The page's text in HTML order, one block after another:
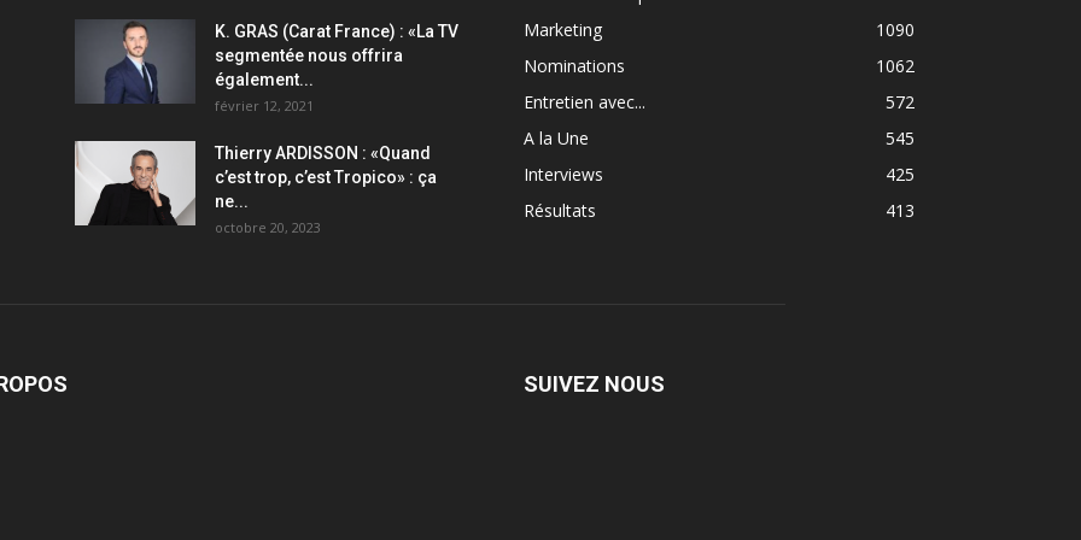
K. GRAS (Carat France) : «La TV
segmentée nous offrira
également...
février 12, 2021
Thierry ARDISSON : «Quand
c’est trop, c’est Tropico» : ça
ne...
octobre 20, 2023
Marketing
1090
Nominations
1062
Entretien avec...
572
A la Une
545
Interviews
425
Résultats
413
SUIVEZ NOUS